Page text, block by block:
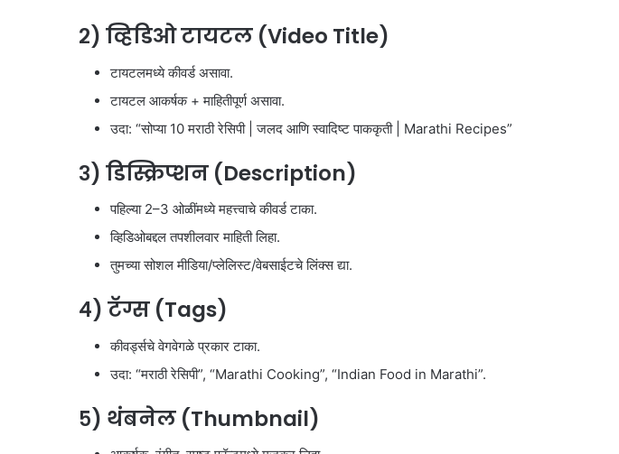
२) व्हिडिओ टायटल (Video Title)
टायटलमध्ये कीवर्ड असावा.
टायटल आकर्षक + माहितीपूर्ण असावा.
उदा: “सोप्या 10 मराठी रेसिपी | जलद आणि स्वादिष्ट पाककृती | Marathi Recipes”
३) डिस्क्रिप्शन (Description)
पहिल्या 2–3 ओळींमध्ये महत्त्वाचे कीवर्ड टाका.
व्हिडिओबद्दल तपशीलवार माहिती लिहा.
तुमच्या सोशल मीडिया/प्लेलिस्ट/वेबसाईटचे लिंक्स द्या.
४) टॅग्स (Tags)
कीवर्ड्सचे वेगवेगळे प्रकार टाका.
उदा: “मराठी रेसिपी”, “Marathi Cooking”, “Indian Food in Marathi”.
५) थंबनेल (Thumbnail)